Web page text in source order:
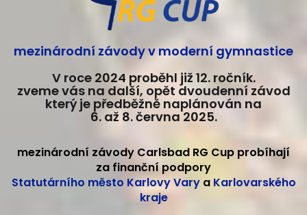
mezinárodní závody v moderní gymnastice
V roce 2024 proběhl již 12. ročník.
zveme vás na další, opět dvoudenní závod
který je předběžně naplánován na
6. až 8. června 2025.
mezinárodní závody Carlsbad RG Cup probíhají
za finanční podpory
Statutárního město Karlovy Varya Karlovarského
kraje